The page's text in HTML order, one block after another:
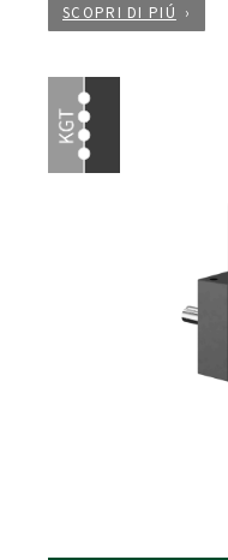
SCOPRI DI PIÚ